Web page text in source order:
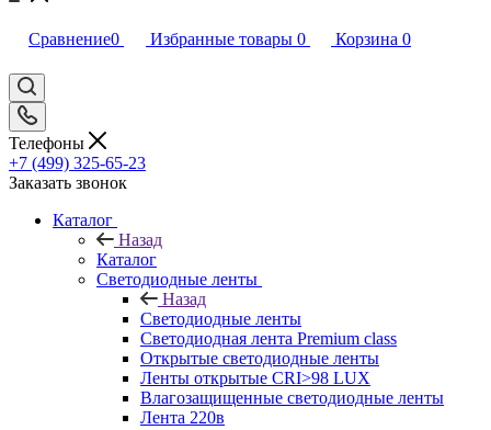
Сравнение0 Избранные товары 0 Корзина 0
Телефоны
+7 (499) 325-65-23
Заказать звонок
Каталог
Назад
Каталог
Светодиодные ленты
Назад
Светодиодные ленты
Светодиодная лента Premium class
Открытые светодиодные ленты
Ленты открытые CRI>98 LUX
Влагозащищенные светодиодные ленты
Лента 220в